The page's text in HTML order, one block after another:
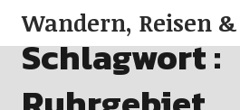
Wandern, Reisen
Schlagwort :